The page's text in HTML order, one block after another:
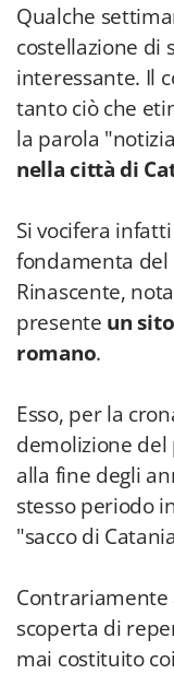
Qualche
costellazione di
interessante. Il
tanto ciò che
la parola
nella città di
Si vocifera
fondamenta del
Rinascente,
presente un
romano.
Esso, per la
demolizione del
alla fine degli
stesso periodo
"sacco di
Contrariamente
scoperta di
mai costituito